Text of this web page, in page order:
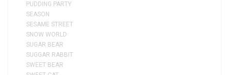
PUDDING PARTY
SEASON
SESAME STREET
SNOW WORLD
SUGAR BEAR
SUGGAR RABBIT
SWEET BEAR